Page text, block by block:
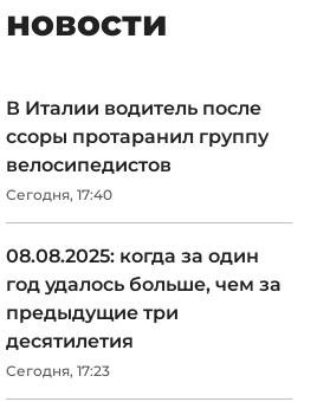
новости
В Италии водитель после
ссоры протаранил группу
велосипедистов
Сегодня, 17:40
08.08.2025: когда за один
год удалось больше, чем за
предыдущие три
десятилетия
Сегодня, 17:23